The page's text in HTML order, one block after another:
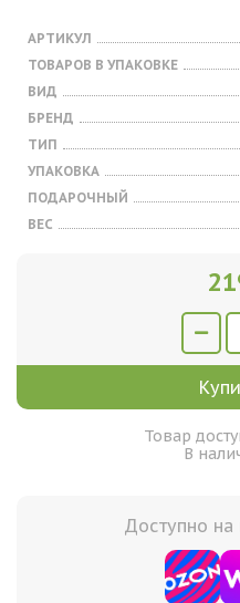
АРТИКУЛ
ТОВАРОВ В УПАКОВКЕ
ВИД
БРЕНД
ТИП
УПАКОВКА
ПОДАРОЧНЫЙ
ВЕС
Товар
В
Доступно на